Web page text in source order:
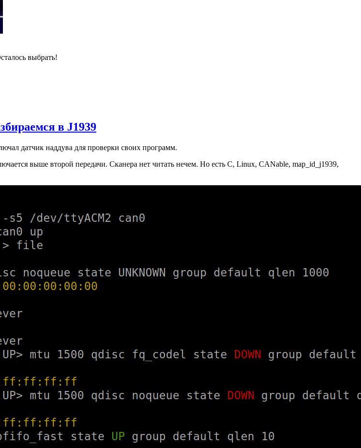
выбрать!
в J1939
датчик наддува для проверки своих программ.
выше второй передачи. Сканера нет читать нечем. Но есть C, Linux, CANable, map_id_j1939,